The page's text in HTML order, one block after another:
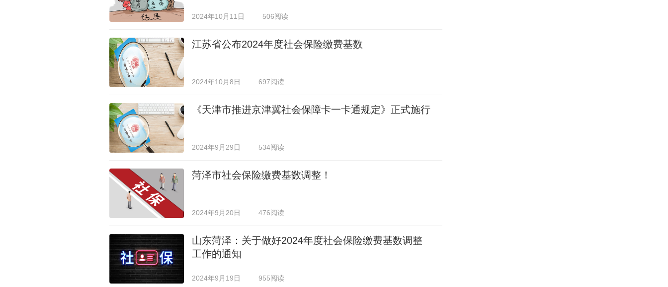
2024年10月11日 506阅读
江苏省公布2024年度社会保险缴费基数
2024年10月8日 697阅读
《天津市推进京津冀社会保障卡一卡通规定》正式施行
2024年9月29日 534阅读
菏泽市社会保险缴费基数调整！
2024年9月20日 476阅读
山东菏泽：关于做好2024年度社会保险缴费基数调整
工作的通知
2024年9月19日 955阅读